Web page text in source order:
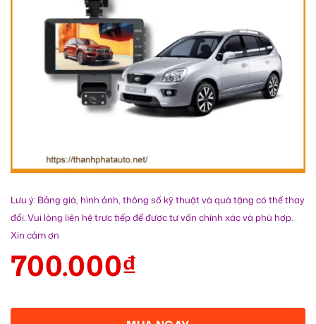
Lưu ý: Bảng giá, hình ảnh, thông số kỹ thuật và quà tặng có thể thay
đổi. Vui lòng liên hệ trực tiếp để được tư vấn chính xác và phù hợp.
Xin cảm ơn
700.000₫